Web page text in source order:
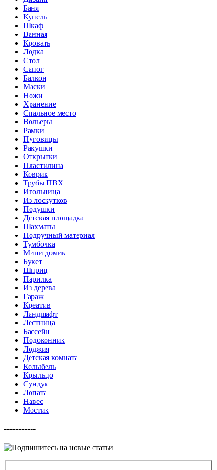
Баня
Купель
Шкаф
Ванная
Кровать
Лодка
Стол
Сапог
Балкон
Маски
Ножи
Хранение
Спальное место
Вольеры
Рамки
Пуговицы
Ракушки
Открытки
Пластилина
Коврик
Трубы ПВХ
Игольница
Из лоскутков
Подушки
Детская площадка
Шахматы
Подручный материал
Тумбочка
Мини домик
Букет
Шприц
Парилка
Из дерева
Гараж
Креатив
Ландшафт
Лестница
Бассейн
Подоконник
Лоджия
Детская комната
Колыбель
Крыльцо
Сундук
Лопата
Навес
Мостик
-----------